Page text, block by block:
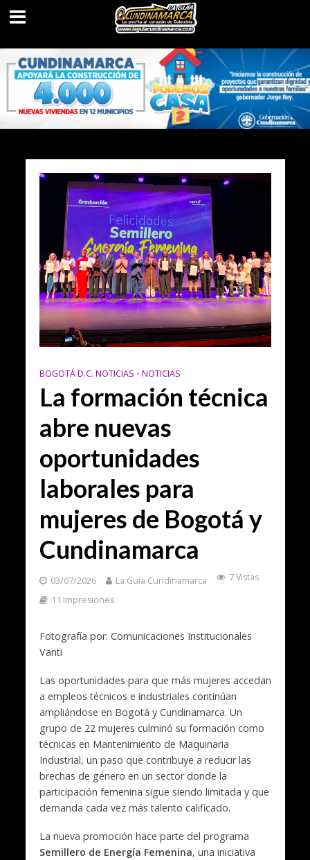
BOGOTÁ D.C. NOTICIAS • NOTICIAS
La formación técnica
abre nuevas
oportunidades
laborales para
mujeres de Bogotá y
Cundinamarca
03/07/2026 La Guia Cundinamarca
7 Vistas
11 Impresiones
Fotografía por: Comunicaciones Institucionales
Vanti
Las oportunidades para que más mujeres accedan
a empleos técnicos e industriales continúan
ampliándose en Bogotá y Cundinamarca. Un
grupo de 22 mujeres culminó su formación como
técnicas en Mantenimiento de Maquinaria
Industrial, un paso que contribuye a reducir las
brechas de género en un sector donde la
participación femenina sigue siendo limitada y que
demanda cada vez más talento calificado.
La nueva promoción hace parte del programa
Semillero de Energía Femenina, una iniciativa